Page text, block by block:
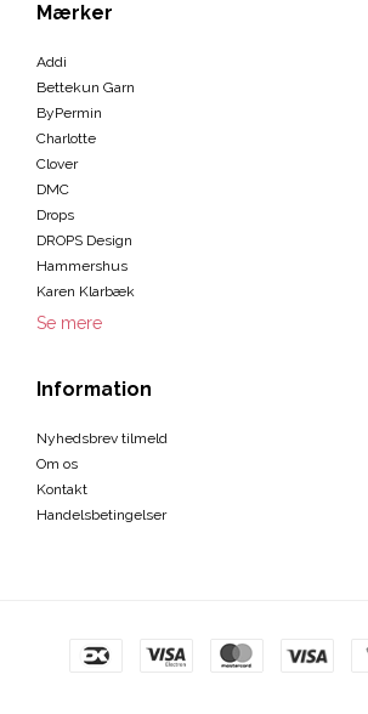
Mærker
Addi
Bettekun Garn
ByPermin
Charlotte
Clover
DMC
Drops
DROPS Design
Hammershus
Karen Klarbæk
Se mere
Information
Nyhedsbrev tilmeld
Om os
Kontakt
Handelsbetingelser